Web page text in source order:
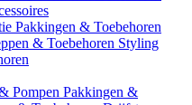
Pakkingen & Toebehoren
& Toebehoren Styling
Pompen Pakkingen &